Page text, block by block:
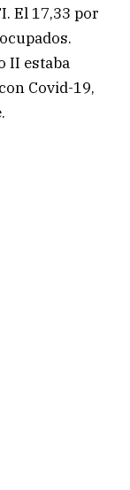
El 17,33 por
II estaba
Covid-19,